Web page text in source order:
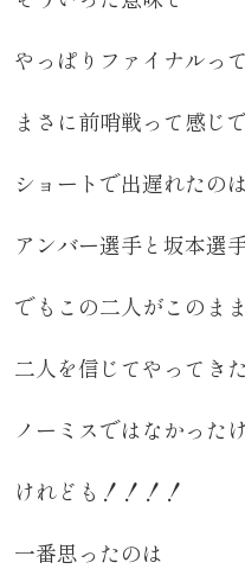
やっぱりファイナルっ
まさに前哨戦って感じで
ショートで出遅れたのは
アンバー選手と坂本選手
でもこの二人がこのま
二人を信じてやってき
ノーミスではなかった
けれども！！！！
一番思ったのは